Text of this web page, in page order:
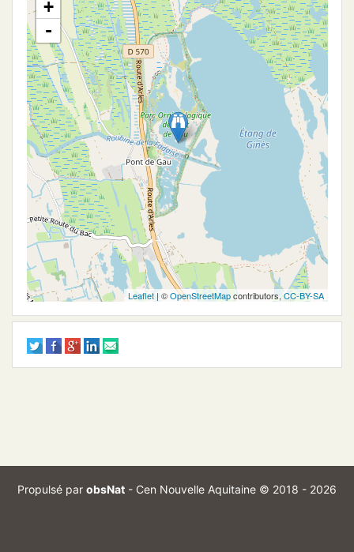
+
-
Leaflet| ©OpenStreetMapcontributors, CC-BY-SA
Propulsé par obsNat - Cen Nouvelle Aquitaine © 2018 - 2026